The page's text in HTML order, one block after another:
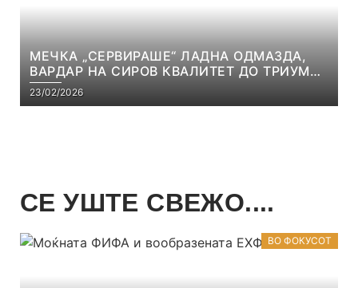
МЕЧКА „СЕРВИРАШЕ“ ЛАДНА ОДМАЗДА,
ВАРДАР НА СИРОВ КВАЛИТЕТ ДО ТРИУМФ
ВО АВТОКОМАНДА
23/02/2026
СЕ УШТЕ СВЕЖО....
ВО ФОКУСОТ